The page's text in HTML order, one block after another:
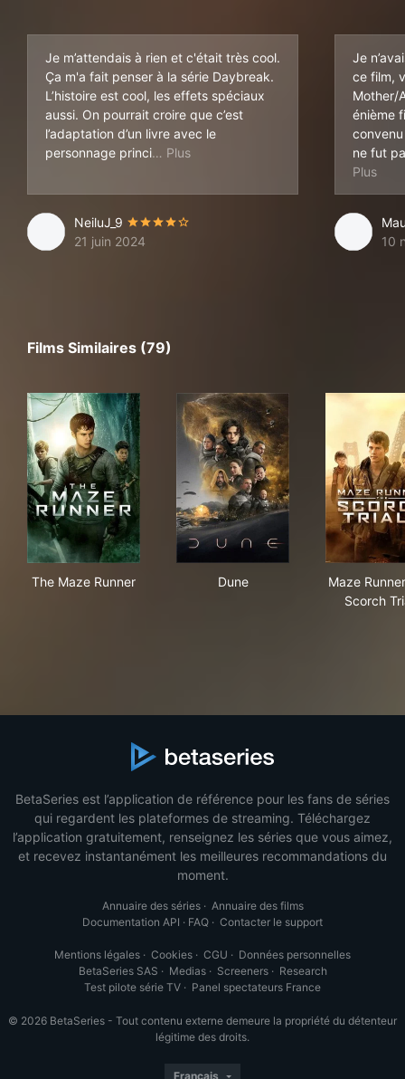
Je m’attendais à rien et c'était très cool.
Ça m'a fait penser à la série Daybreak.
L’histoire est cool, les effets spéciaux
aussi. On pourrait croire que c’est
l’adaptation d’un livre avec le
personnage princi
pal qui écrit son guide, mais en fait
NeiluJ_9
21 juin 2024
Je
ce film,
Mother/
énième
ne fut
10
Films Similaires (79)
The Maze Runner Dune
Maze
Scorch
BetaSeries est l’application de référence pour les fans de séries
qui regardent les plateformes de streaming. Téléchargez
l’application gratuitement, renseignez les séries que vous aimez,
et recevez instantanément les meilleures recommandations du
moment.
Annuaire des séries· Annuaire des films
Documentation API · FAQ · Contacter le support
Mentions légales · Cookies · CGU · Données personnelles
BetaSeries SAS · Medias· Screeners· Research
Test pilote série TV · Panel spectateurs France
© 2026 BetaSeries - Tout contenu externe demeure la propriété du détenteur
légitime des droits.
Français